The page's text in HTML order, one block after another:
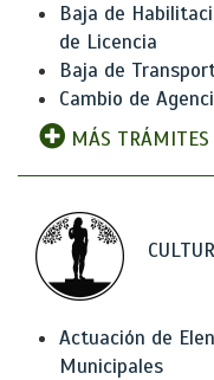
Baja de
de Licencia
Baja de
Cambio de
MÁS TRÁMITES
Actuación de
Municipales